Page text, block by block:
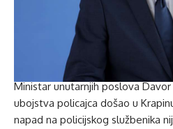
Ministar unutarnjih poslova
ubojstva policajca došao u
napad na policijskog službenika